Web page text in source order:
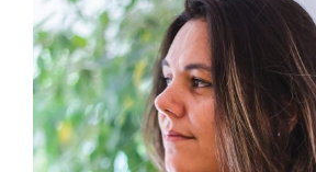
EXISTE UMA FORÇA
VOCÊ!